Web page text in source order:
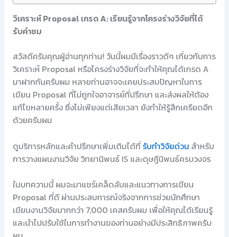
วิเคราะห์ Proposal เกรด A: เรียนรู้จากโครงร่างวิจัยที่ได้
รับคำชม
สวัสดีครับคุณผู้อ่านทุกท่าน! วันนี้ผมมีเรื่องราวดีๆ เกี่ยวกับการ
วิเคราะห์ Proposal หรือโครงร่างวิจัยที่จะทำให้คุณได้เกรด A
มาฝากกันครับผม หลายท่านอาจจะเคยประสบปัญหาในการ
เขียน Proposal ที่ไม่ถูกใจอาจารย์ที่ปรึกษา และส่งผลให้ต้อง
แก้ไขหลายครั้ง ซึ่งไม่เพียงแต่เสียเวลา ยังทำให้รู้สึกเครียดอีก
ด้วยครับผม
ดูบริการหลักและคำปรึกษาเพิ่มเติมได้ที่ รับทำวิจัยด่วน สำหรับ
การวางแผนงานวิจัย วิทยานิพนธ์ IS และดุษฎีนิพนธ์ครบวงจร
ในบทความนี้ ผมจะมาแชร์เคล็ดลับและแนวทางการเขียน
Proposal ที่ดี ผ่านประสบการณ์จริงจากการช่วยนักศึกษา
เขียนงานวิจัยมากกว่า 7,000 เคสครับผม เพื่อให้คุณได้เรียนรู้
และนำไปปรับใช้ในการทำงานของท่านอย่างมีประสิทธิภาพครับ